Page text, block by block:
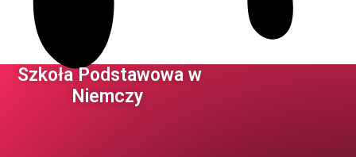
Szkoła Podstawowa w
Niemczy ​